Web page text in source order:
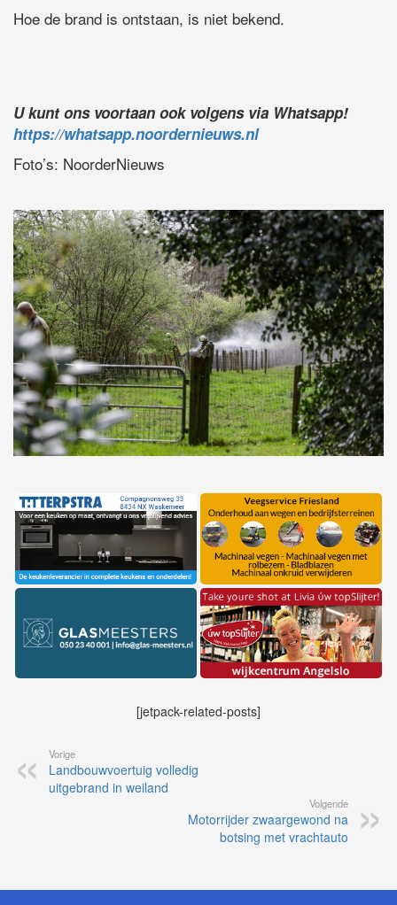
Hoe de brand is ontstaan, is niet bekend.
U kunt ons voortaan ook volgens via Whatsapp!
https://whatsapp.noordernieuws.nl
Foto’s: NoorderNieuws
[jetpack-related-posts]
Vorige
Landbouwvoertuig volledig
uitgebrand in weiland
Volgende
Motorrijder zwaargewond na
botsing met vrachtauto